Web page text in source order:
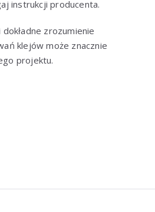
instrukcji producenta.
zrozumienie
klejów może znacznie
projektu.